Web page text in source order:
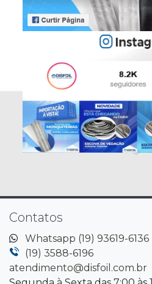
Contatos
Whatsapp (19) 93619-6136
(19) 3588-6196
atendimento@disfoil.com.br